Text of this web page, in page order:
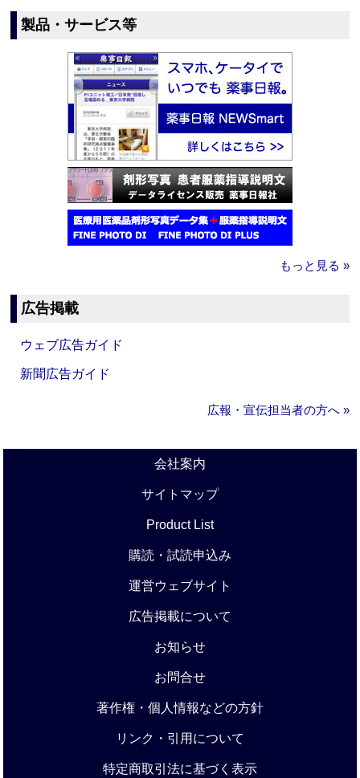
製品・サービス等
もっと見る »
広告掲載
ウェブ広告ガイド
新聞広告ガイド
広報・宣伝担当者の方へ »
会社案内
サイトマップ
Product List
購読・試読申込み
運営ウェブサイト
広告掲載について
お知らせ
お問合せ
著作権・個人情報などの方針
リンク・引用について
特定商取引法に基づく表示